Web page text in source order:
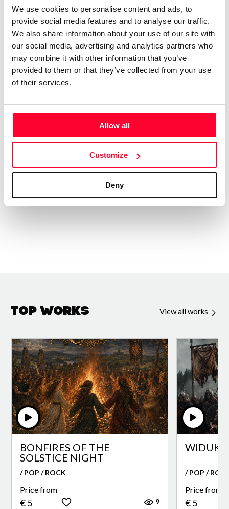
We use cookies to personalise content and ads, to
provide social media features and to analyse our traffic.
We also share information about your use of our site with
our social media, advertising and analytics partners who
may combine it with other information that you’ve
provided to them or that they’ve collected from your use
of their services.
Allow all
Customize
Deny
más sencillas e intimistas.
Tengo 74 álbumes en el mercado
digital, con el alias de aRPA”
Soy licenciado en Historia Antigua. Siempre me ha gustado
la música, y he tocado y compuesto en un grupo de rock
celta allá por los ochenta. En música tengo un año de piano,
soy muy fan del hard rock de los 70, la música clásica,
sobre todo Beethoven, y la Ópera, en la que me declaro fan
de Wagner y los compositores rusos del Grupo de lis Cinco.
Aún cuando estaba en el grupo ya hacía música electrónica,
así que me viene de lejos. En ese estilo admiro sobre todo a
Top Works View all works
BONFIRES OF THE
SOLSTICE NIGHT
/ POP / ROCK
Price from
€ 5 9
/ POP /
Price from
€ 5